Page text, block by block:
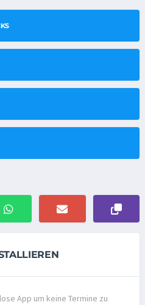
App um keine Termine zu